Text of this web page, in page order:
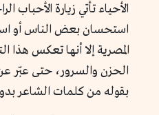
الأحياء تأتي زيارة الأحباب
استحسان بعض الناس أو
المصرية إلا أنها تعكس هذا
الحزن والسرور، حتى عبّر عن
بقوله من كلمات الشاعر